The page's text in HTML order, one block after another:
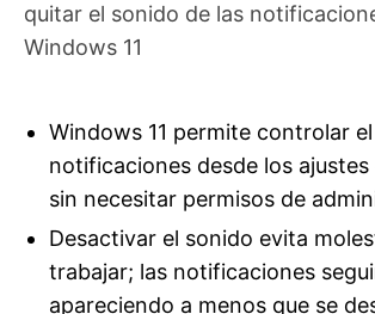
quitar el sonido de las
Windows 11
Windows 11 permite controlar
notificaciones desde los ajustes
sin necesitar permisos de
Desactivar el sonido evita
trabajar; las notificaciones
apareciendo a menos que se